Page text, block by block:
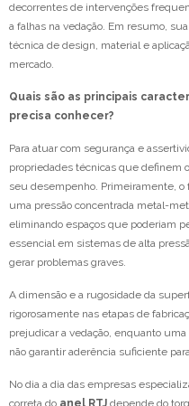
decorrentes de intervenções
a falhas na vedação. Em resumo,
técnica de design, material e
mercado.
Quais são as principais
precisa conhecer?
Para atuar com segurança e
propriedades técnicas que definem o
seu desempenho. Primeiramente, o
uma pressão concentrada metal-
eliminando espaços que poderiam
essencial em sistemas de alta
gerar problemas graves.
A dimensão e a rugosidade da
rigorosamente nas etapas de
prejudicar a vedação, enquanto
não garantir aderência suficiente
No dia a dia das empresas
correta do anel RTJ depende do